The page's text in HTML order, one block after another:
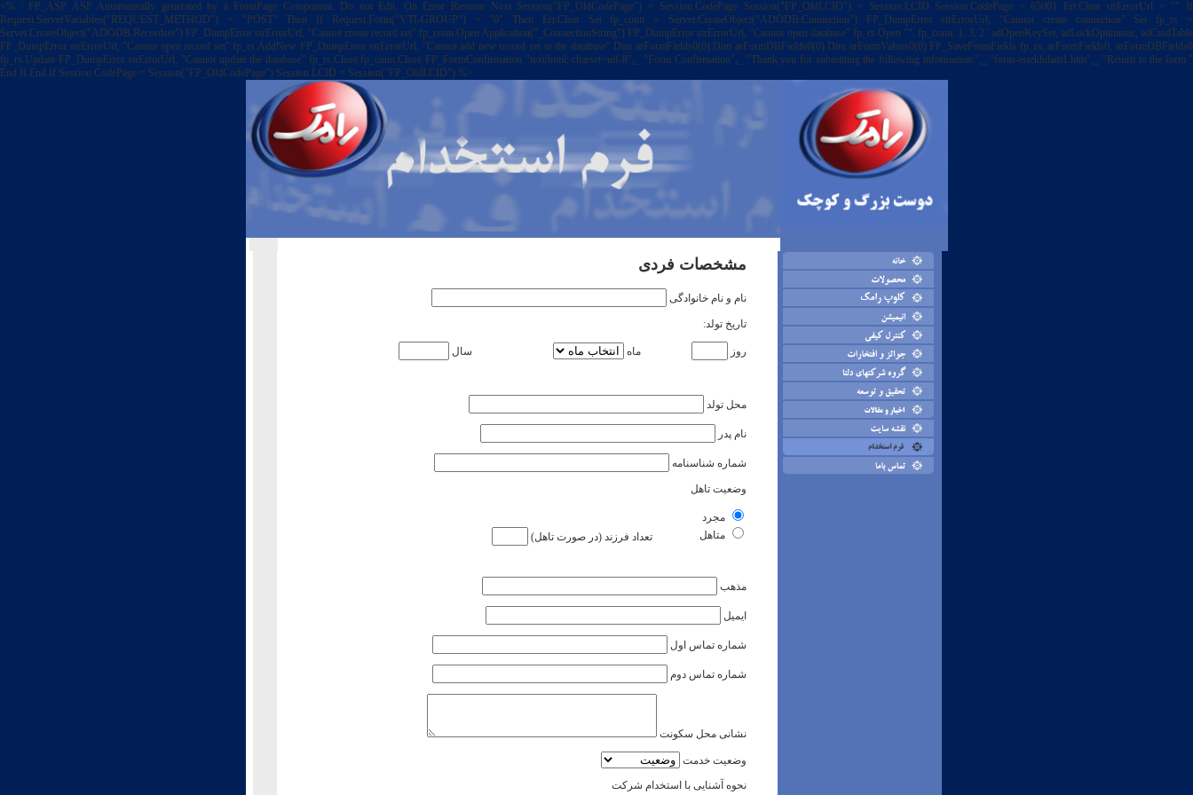
<% ' FP_ASP ASP Automatically generated by a FrontPage Component. Do not Edit. On Error Resume Next Session("FP_OldCodePage") = Session.CodePage Session("FP_OldLCID") = Session.LCID Session.CodePage = 65001 Err.Clear strErrorUrl = "" If
Request.ServerVariables("REQUEST_METHOD") = "POST" Then If Request.Form("VTI-GROUP") = "0" Then Err.Clear Set fp_conn = Server.CreateObject("ADODB.Connection") FP_DumpError strErrorUrl, "Cannot create connection" Set fp_rs =
Server.CreateObject("ADODB.Recordset") FP_DumpError strErrorUrl, "Cannot create record set" fp_conn.Open Application("_ConnectionString") FP_DumpError strErrorUrl, "Cannot open database" fp_rs.Open "", fp_conn, 1, 3, 2 ' adOpenKeySet, adLockOptimistic, adCmdTable
FP_DumpError strErrorUrl, "Cannot open record set" fp_rs.AddNew FP_DumpError strErrorUrl, "Cannot add new record set to the database" Dim arFormFields0(0) Dim arFormDBFields0(0) Dim arFormValues0(0) FP_SaveFormFields fp_rs, arFormFields0, arFormDBFields0
fp_rs.Update FP_DumpError strErrorUrl, "Cannot update the database" fp_rs.Close fp_conn.Close FP_FormConfirmation "text/html; charset=utf-8",_ "Form Confirmation",_ "Thank you for submitting the following information:",_ "form-estekhdam1.htm",_ "Return to the form."
End If End If Session.CodePage = Session("FP_OldCodePage") Session.LCID = Session("FP_OldLCID") %>
مشخصات فردی
نام و نام خانوادگی
تاریخ تولد:
روز ماه سال
محل تولد
نام پدر
شماره شناسنامه
وضعیت تاهل
مجرد
متاهل
تعداد فرزند (در صورت تاهل)
مذهب
ایمیل
شماره تماس اول
شماره تماس دوم
نشانی محل سکونت
وضعیت خدمت
نحوه آشنایی با استخدام شرکت